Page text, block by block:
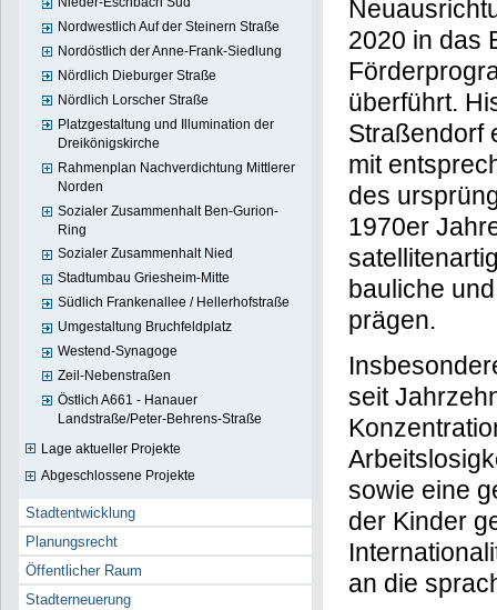
Nordwestlich Auf der Steinern Straße
Nordöstlich der Anne-Frank-Siedlung
Nördlich Dieburger Straße
Nördlich Lorscher Straße
Platzgestaltung und Illumination der
Dreikönigskirche
Rahmenplan Nachverdichtung Mittlerer
Norden
Sozialer Zusammenhalt Ben-Gurion-
Ring
Sozialer Zusammenhalt Nied
Stadtumbau Griesheim-Mitte
Südlich Frankenallee / Hellerhofstraße
Umgestaltung Bruchfeldplatz
Westend-Synagoge
Zeil-Nebenstraßen
Östlich A661 - Hanauer
Landstraße/Peter-Behrens-Straße
Lage aktueller Projekte
Abgeschlossene Projekte
Stadtentwicklung
Planungsrecht
Öffentlicher Raum
Stadterneuerung
2020 in das
überführt.
Straßendorf
mit
des
1970er
bauliche
prägen.
seit
sowie eine
der Kinder
an die